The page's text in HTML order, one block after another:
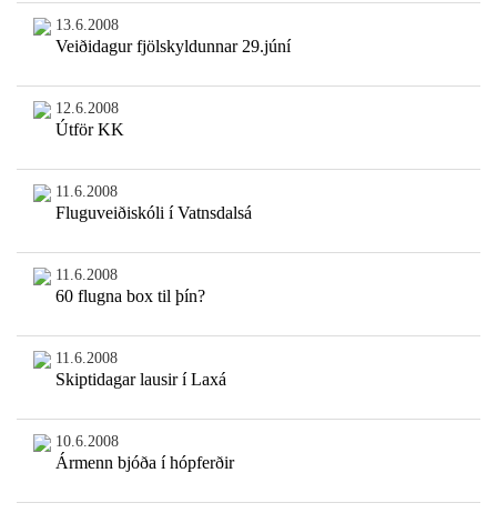
13.6.2008
Veiðidagur fjölskyldunnar 29.júní
12.6.2008
Útför KK
11.6.2008
Fluguveiðiskóli í Vatnsdalsá
11.6.2008
60 flugna box til þín?
11.6.2008
Skiptidagar lausir í Laxá
10.6.2008
Ármenn bjóða í hópferðir